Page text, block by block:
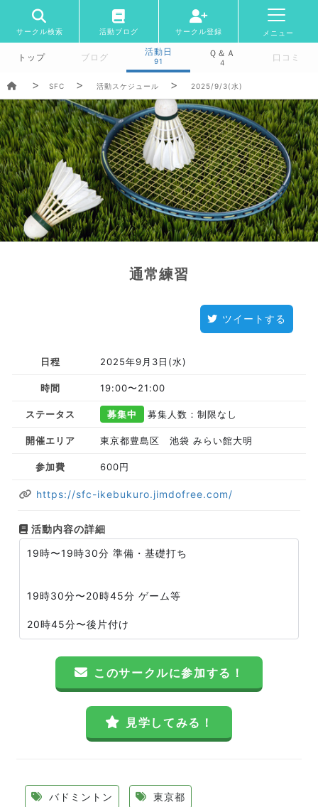
サークル検索 活動ブログ サークル登録 メニュー
トップ ブログ
活動日
91
Ｑ＆Ａ
4 口コミ
SFC 活動スケジュール 2025/9/3(水)
通常練習
ツイートする
日程 2025年9月3日(水)
時間 19:00〜21:00
ステータス 募集中 募集人数：制限なし
開催エリア 東京都豊島区 池袋 みらい館大明
参加費 600円
https://sfc-ikebukuro.jimdofree.com/
活動内容の詳細
19時〜19時30分 準備・基礎打ち
19時30分〜20時45分 ゲーム等
20時45分〜後片付け
このサークルに参加する！
見学してみる！
バドミントン 東京都